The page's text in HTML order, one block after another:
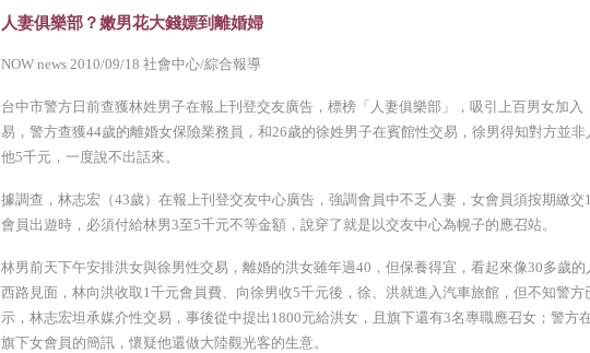
人妻俱樂部？嫩男花大錢嫖到離婚婦
NOW news 2010/09/18 社會中心/綜合報導
台中市警方日前查獲林姓男子在報上刊登交友廣告，標榜「人妻俱樂部」，吸引上百男女加入
易，警方查獲44歲的離婚女保險業務員，和26歲的徐姓男子在賓館性交易，徐男得知對方並非
他5千元，一度說不出話來。
據調查，林志宏（43歲）在報上刊登交友中心廣告，強調會員中不乏人妻，女會員須按期繳交
會員出遊時，必須付給林男3至5千元不等金額，說穿了就是以交友中心為幌子的應召站。
林男前天下午安排洪女與徐男性交易，離婚的洪女雖年過40，但保養得宜，看起來像30多歲
西路見面，林向洪收取1千元會員費、向徐男收5千元後，徐、洪就進入汽車旅館，但不知警方
示，林志宏坦承媒介性交易，事後從中提出1800元給洪女，且旗下還有3名專職應召女；警方
旗下女會員的簡訊，懷疑他還做大陸觀光客的生意。